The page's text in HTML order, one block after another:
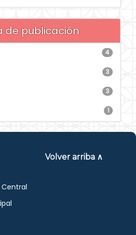
de publicación
4
3
3
1
Volver arriba ∧